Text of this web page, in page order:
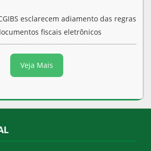
esclarecem adiamento das regras
fiscais eletrônicos
Veja Mais